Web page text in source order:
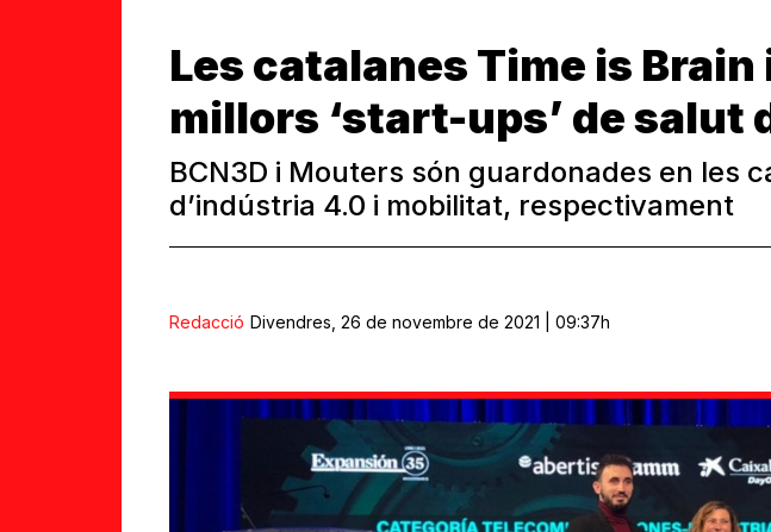
Les catalanes Time is Brain
millors ‘start-ups’ de salut
BCN3D i Mouters són guardonades en les
d’indústria 4.0 i mobilitat, respectivament
Redacció Divendres, 26 de novembre de 2021 | 09:37h